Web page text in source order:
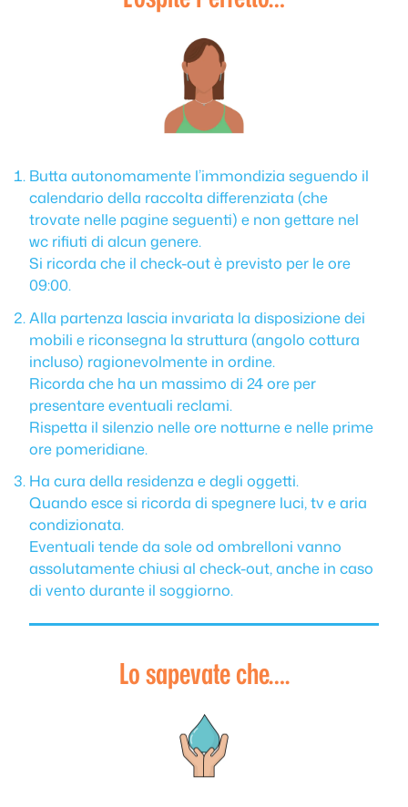
Butta autonomamente l’immondizia seguendo il
calendario della raccolta differenziata (che
trovate nelle pagine seguenti) e non gettare nel
wc rifiuti di alcun genere.
Si ricorda che il check-out è previsto per le ore
09:00.
Alla partenza lascia invariata la disposizione dei
mobili e riconsegna la struttura (angolo cottura
incluso) ragionevolmente in ordine.
Ricorda che ha un massimo di 24 ore per
presentare eventuali reclami.
Rispetta il silenzio nelle ore notturne e nelle prime
ore pomeridiane.
Ha cura della residenza e degli oggetti.
Quando esce si ricorda di spegnere luci, tv e aria
condizionata.
Eventuali tende da sole od ombrelloni vanno
assolutamente chiusi al check-out, anche in caso
di vento durante il soggiorno.
Lo sapevate che….